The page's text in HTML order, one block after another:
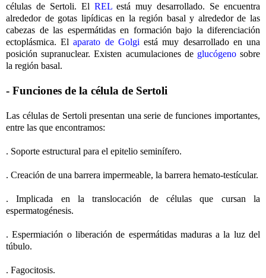
células de Sertoli. El RELestá muy desarrollado. Se encuentra
alrededor de gotas lipídicas en la región basal y alrededor de las
cabezas de las espermátidas en formación bajo la diferenciación
ectoplásmica. Elaparato de Golgi está muy desarrollado en una
posición supranuclear. Existen acumulaciones de glucógenosobre
la región basal.
- Funciones de la célula de Sertoli
Las células de Sertoli presentan una serie de funciones importantes,
entre las que encontramos:
. Soporte estructural para el epitelio seminífero.
. Creación de una barrera impermeable, la barrera hemato-testícular.
. Implicada en la translocación de células que cursan la
espermatogénesis.
. Espermiación o liberación de espermátidas maduras a la luz del
túbulo.
. Fagocitosis.